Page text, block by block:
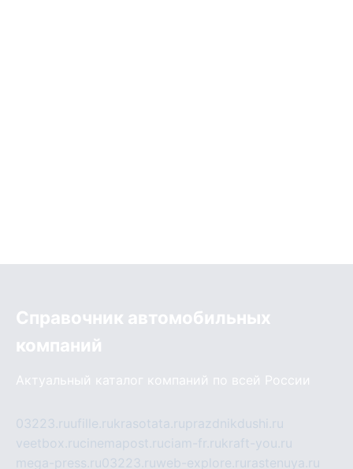
Справочник автомобильных
компаний
Актуальный каталог компаний по всей России
03223.ruufille.rukrasotata.ruprazdnikdushi.ru
veetbox.rucinemapost.ruciam-fr.rukraft-you.ru
mega-press.ru03223.ruweb-explore.ru rastenuya.ru